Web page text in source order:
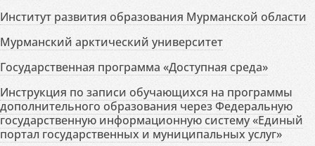
Институт развития образования Мурманской области
Мурманский арктический университет
Государственная программа «Доступная среда»
Инструкция по записи обучающихся на программы
дополнительного образования через Федеральную
государственную информационную систему «Единый
портал государственных и муниципальных услуг»